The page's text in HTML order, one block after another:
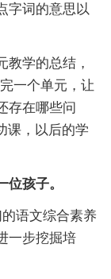
字词的意思以
学的总结，
一个单元，让
存在哪些问
课，以后的学
孩子。
语文综合素养
一步挖掘培